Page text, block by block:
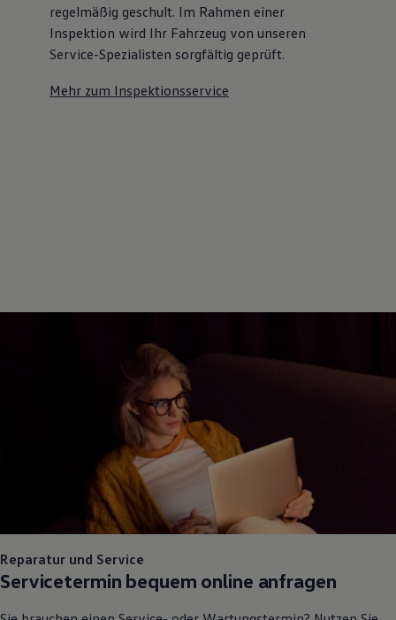
regelmäßig geschult. Im Rahmen einer
Inspektion wird Ihr Fahrzeug von unseren
Service-Spezialisten sorgfältig geprüft.
Mehr zum Inspektionsservice
Reparatur und Service
Servicetermin bequem online anfragen